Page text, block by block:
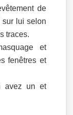
de
sur lui selon
traces.
et
fenêtres et
avez un et